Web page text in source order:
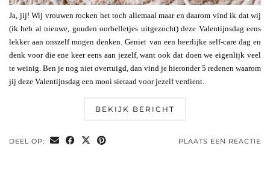
Ja, jij! Wij vrouwen rocken het toch allemaal maar en daarom vind ik dat wij
(ik heb al nieuwe, gouden oorbelletjes uitgezocht) deze Valentijnsdag eens
lekker aan onszelf mogen denken. Geniet van een heerlijke self-care dag en
denk voor die ene keer eens aan jezelf, want ook dat doen we eigenlijk veel
te weinig. Ben je nog niet overtuigd, dan vind je hieronder 5 redenen waarom
jij deze Valentijnsdag een mooi sieraad voor jezelf verdient.
BEKIJK BERICHT
DEEL OP: PLAATS EEN REACTIE